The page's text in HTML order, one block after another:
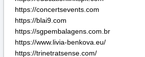
https://colegiomascamarena.es
https://crakentop.com
https://edicioneswanafrica.com
https://kanadasienada.pl
https://notitotal.com